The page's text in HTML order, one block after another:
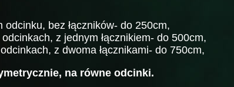
odcinku, bez łączników- do 250cm,
z jednym łącznikiem- do 500cm,
z dwoma łącznikami- do 750cm,
na równe odcinki.